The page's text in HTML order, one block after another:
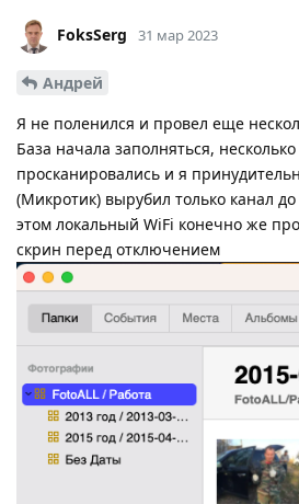
FoksSerg 31 мар 2023
Андрей
Я не поленился и провел еще
База начала заполняться,
просканировались и я
(Микротик) вырубил только канал
этом локальный WiFi конечно же
скрин перед отключением